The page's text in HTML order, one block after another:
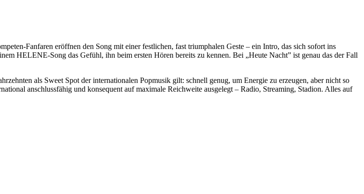
Fanfaren eröffnen den Song mit einer festlichen, fast triumphalen Geste – ein Intro, das sich sofort ins
HELENE-Song das Gefühl, ihn beim ersten Hören bereits zu kennen. Bei „Heute Nacht” ist genau das der Fall
als Sweet Spot der internationalen Popmusik gilt: schnell genug, um Energie zu erzeugen, aber nicht so
anschlussfähig und konsequent auf maximale Reichweite ausgelegt – Radio, Streaming, Stadion. Alles auf